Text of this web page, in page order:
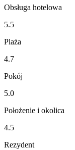
Obsługa hotelowa
5.5
Plaża
4.7
Pokój
5.0
Położenie i okolica
4.5
Rezydent